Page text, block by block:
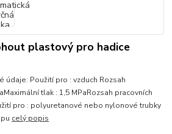
plastový pro hadice
údaje: Použití pro : vzduch Rozsah
tlak : 1,5 MPaRozsah pracovních
pro : polyuretanové nebo nylonové trubky
celý popis